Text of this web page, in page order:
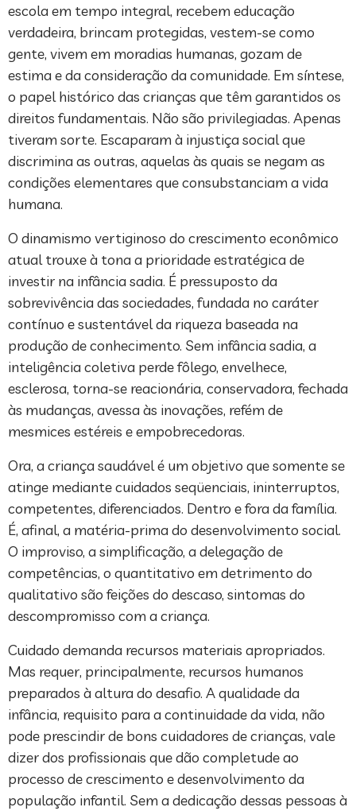
escola em tempo integral, recebem educação
verdadeira, brincam protegidas, vestem-se como
gente, vivem em moradias humanas, gozam de
estima e da consideração da comunidade. Em síntese,
o papel histórico das crianças que têm garantidos os
direitos fundamentais. Não são privilegiadas. Apenas
tiveram sorte. Escaparam à injustiça social que
discrimina as outras, aquelas às quais se negam as
condições elementares que consubstanciam a vida
humana.
O dinamismo vertiginoso do crescimento econômico
atual trouxe à tona a prioridade estratégica de
investir na infância sadia. É pressuposto da
sobrevivência das sociedades, fundada no caráter
contínuo e sustentável da riqueza baseada na
produção de conhecimento. Sem infância sadia, a
inteligência coletiva perde fôlego, envelhece,
esclerosa, torna-se reacionária, conservadora, fechada
às mudanças, avessa às inovações, refém de
mesmices estéreis e empobrecedoras.
Ora, a criança saudável é um objetivo que somente se
atinge mediante cuidados seqüenciais, ininterruptos,
competentes, diferenciados. Dentro e fora da família.
É, afinal, a matéria-prima do desenvolvimento social.
O improviso, a simplificação, a delegação de
competências, o quantitativo em detrimento do
qualitativo são feições do descaso, sintomas do
descompromisso com a criança.
Cuidado demanda recursos materiais apropriados.
Mas requer, principalmente, recursos humanos
preparados à altura do desafio. A qualidade da
infância, requisito para a continuidade da vida, não
pode prescindir de bons cuidadores de crianças, vale
dizer dos profissionais que dão completude ao
processo de crescimento e desenvolvimento da
população infantil. Sem a dedicação dessas pessoas à